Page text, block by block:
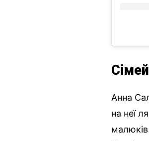
Анна
на неї
малюків